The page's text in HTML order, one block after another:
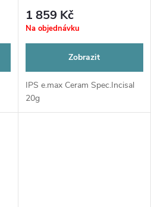
1 859 Kč
Na objednávku
Zobrazit
IPS e.max Ceram Spec.Incisal
20g